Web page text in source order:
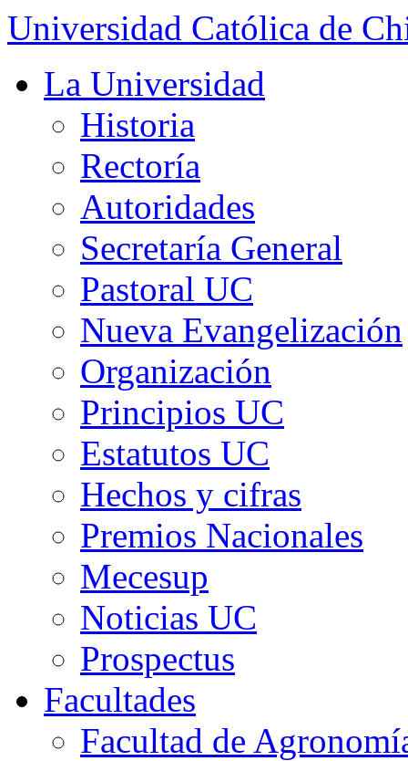
Universidad Católica de
La Universidad
Historia
Rectoría
Autoridades
Secretaría General
Pastoral UC
Nueva Evangelización
Organización
Principios UC
Estatutos UC
Hechos y cifras
Premios Nacionales
Mecesup
Noticias UC
Prospectus
Facultades
Facultad de